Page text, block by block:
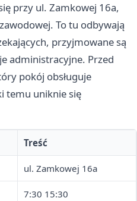
przy ul. Zamkowej 16a,
To tu odbywają
przyjmowane są
administracyjne. Przed
pokój obsługuje
temu uniknie się
Treść
ul. Zamkowej 16a
7:30 15:30